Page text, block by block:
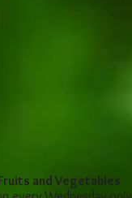
and Vegetables